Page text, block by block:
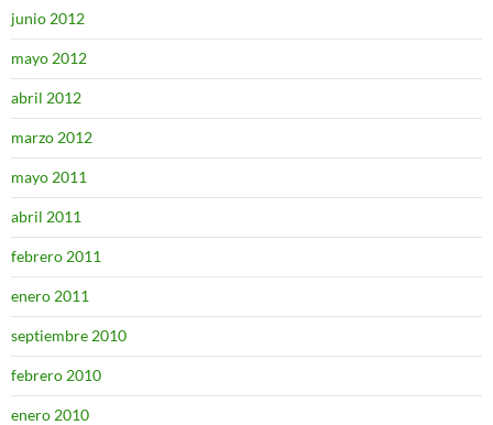
junio 2012
mayo 2012
abril 2012
marzo 2012
mayo 2011
abril 2011
febrero 2011
enero 2011
septiembre 2010
febrero 2010
enero 2010